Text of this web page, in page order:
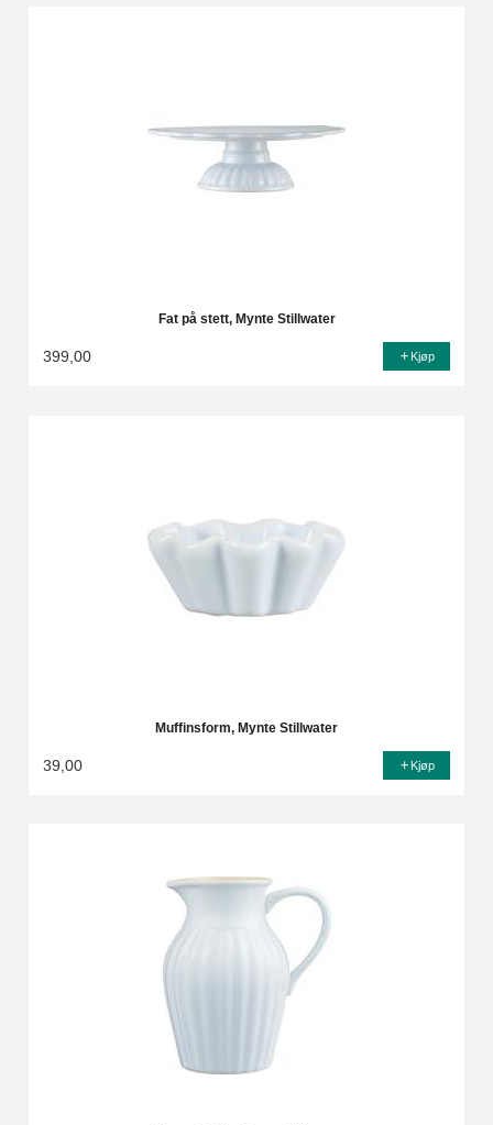
Fat på stett, Mynte Stillwater
399,00 Kjøp
Muffinsform, Mynte Stillwater
39,00 Kjøp